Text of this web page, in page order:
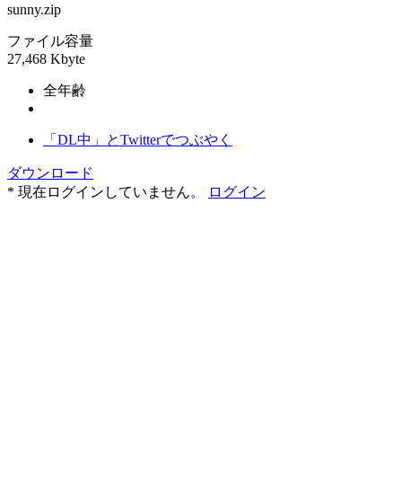
sunny.zip
ファイル容量
27,468 Kbyte
全年齢
「DL中」とTwitterでつぶやく
ダウンロード
* 現在ログインしていません。
ログイン